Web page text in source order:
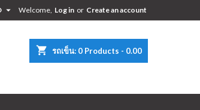
Welcome, Log in or Create an account

shopping_cart รถเข็น: 0 Products - 0.00